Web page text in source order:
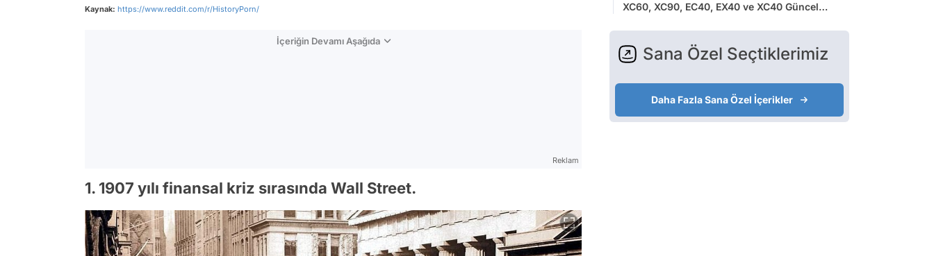
Kaynak: https://www.reddit.com/r/HistoryPorn/
İçeriğin Devamı Aşağıda
Reklam
1. 1907 yılı finansal kriz sırasında Wall Street.
XC60, XC90, EC40, EX40 ve XC40 Güncel
Sana Özel Seçtiklerimiz
Daha Fazla Sana Özel İçerikler